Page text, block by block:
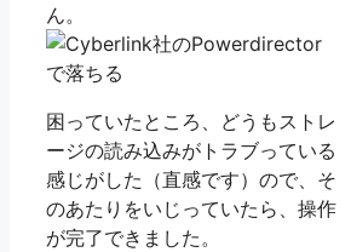
ん。
困っていたところ、どうもストレ
ージの読み込みがトラブっている
感じがした（直感です）ので、そ
のあたりをいじっていたら、操作
が完了できました。